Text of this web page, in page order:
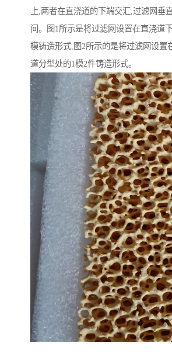
上,两者在直浇道的下端交汇,过滤网垂
间。图1所示是将过滤网设置在直浇道
模铸造形式,图2所示的是将过滤网设置
道分型处的1模2件铸造形式。